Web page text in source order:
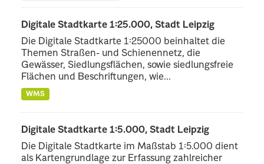
Digitale Stadtkarte 1:25.000, Stadt Leipzig
Die Digitale Stadtkarte 1:25000 beinhaltet die
Themen Straßen- und Schienennetz, die
Gewässer, Siedlungsflächen, sowie siedlungsfreie
Flächen und Beschriftungen, wie...
WMS
Digitale Stadtkarte 1:5.000, Stadt Leipzig
Die Digitale Stadtkarte im Maßstab 1:5.000 dient
als Kartengrundlage zur Erfassung zahlreicher